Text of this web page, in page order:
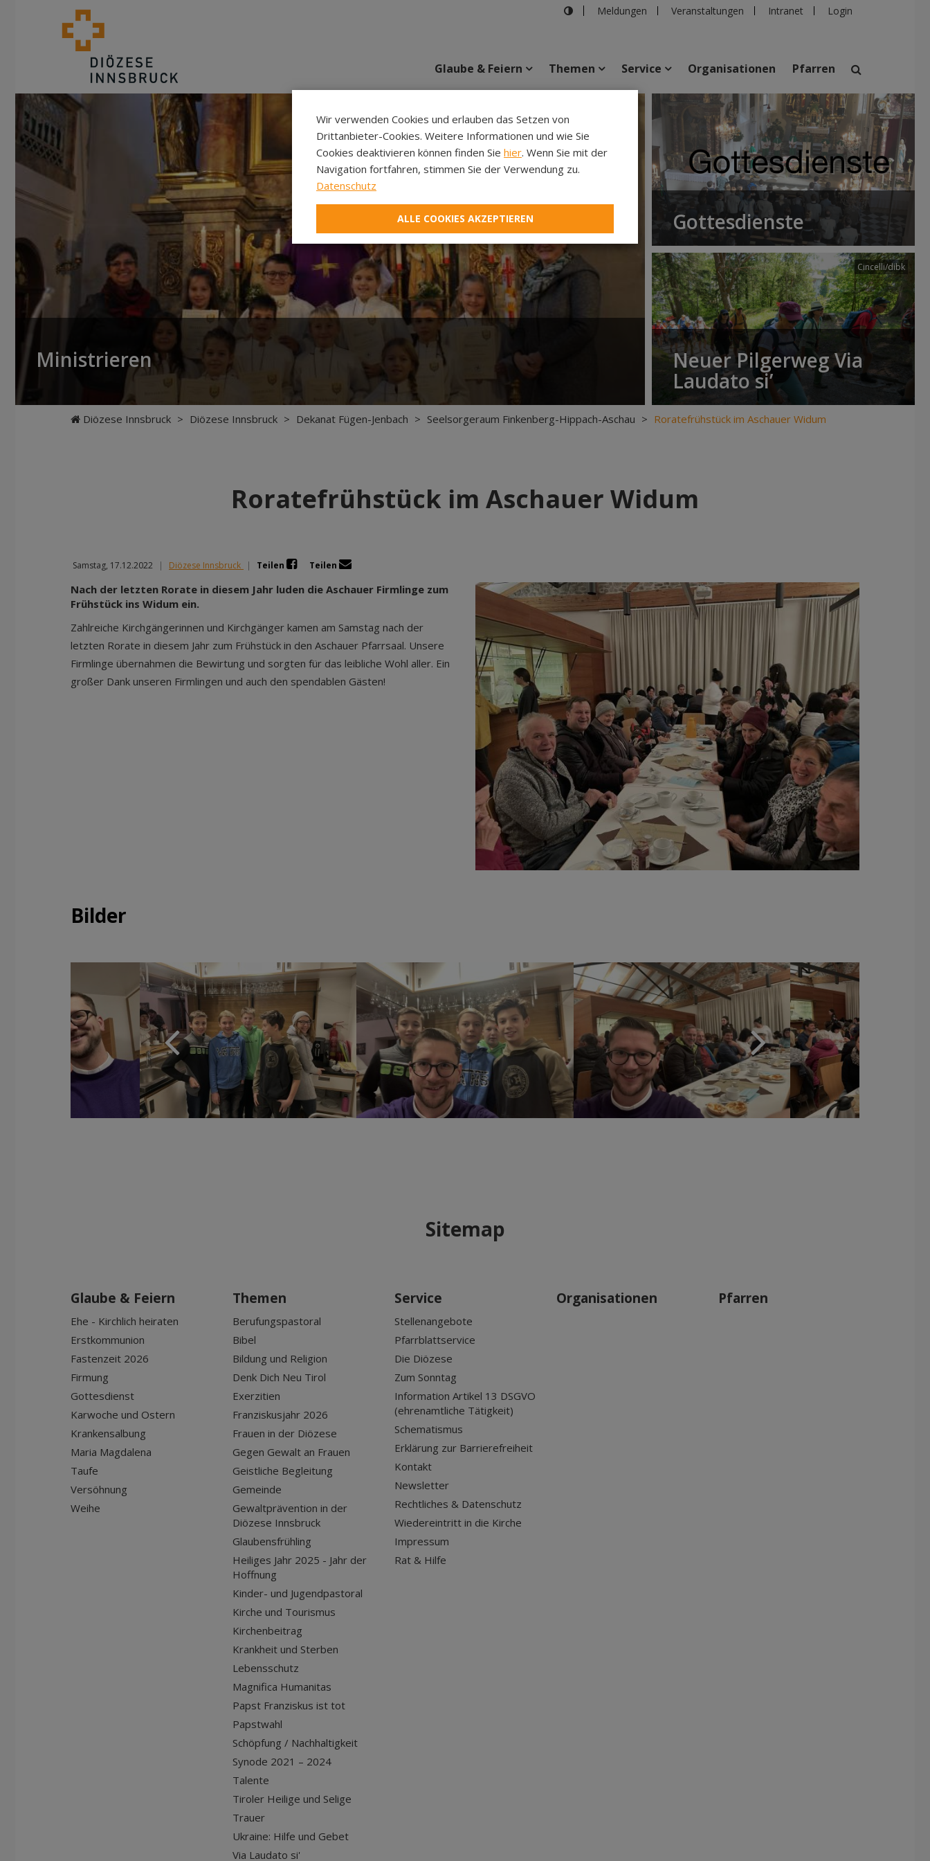
Meldungen Veranstaltungen Intranet Login
suchen
Veranstaltungen Personen Pfarren Einrichtungen
Glaube & Feiern Themen Service Organisationen Pfarren
Ministrieren
Gottesdienste
Cincelli/dibk
Neuer Pilgerweg Via
Laudato si’
Diözese Innsbruck > Diözese Innsbruck > Dekanat Fügen-Jenbach > Seelsorgeraum Finkenberg-Hippach-Aschau > Roratefrühstück im Aschauer Widum
Roratefrühstück im Aschauer Widum
Samstag, 17.12.2022 | Diözese Innsbruck | Teilen Teilen
Nach der letzten Rorate in diesem Jahr luden die Aschauer Firmlinge zum
Frühstück ins Widum ein.
Zahlreiche Kirchgängerinnen und Kirchgänger kamen am Samstag nach der
letzten Rorate in diesem Jahr zum Frühstück in den Aschauer Pfarrsaal. Unsere
Firmlinge übernahmen die Bewirtung und sorgten für das leibliche Wohl aller. Ein
großer Dank unseren Firmlingen und auch den spendablen Gästen!
Bilder
Sitemap
Glaube & Feiern
Ehe - Kirchlich heiraten
Erstkommunion
Fastenzeit 2026
Firmung
Gottesdienst
Karwoche und Ostern
Krankensalbung
Maria Magdalena
Taufe
Versöhnung
Weihe
Themen
Berufungspastoral
Bibel
Bildung und Religion
Denk Dich Neu Tirol
Exerzitien
Franziskusjahr 2026
Frauen in der Diözese
Gegen Gewalt an Frauen
Geistliche Begleitung
Gemeinde
Gewaltprävention in der
Diözese Innsbruck
Glaubensfrühling
Heiliges Jahr 2025 - Jahr der
Hoffnung
Kinder- und Jugendpastoral
Kirche und Tourismus
Kirchenbeitrag
Krankheit und Sterben
Lebensschutz
Magnifica Humanitas
Papst Franziskus ist tot
Papstwahl
Schöpfung / Nachhaltigkeit
Synode 2021 – 2024
Talente
Tiroler Heilige und Selige
Trauer
Ukraine: Hilfe und Gebet
Via Laudato si'
Service
Stellenangebote
Pfarrblattservice
Die Diözese
Zum Sonntag
Information Artikel 13 DSGVO
(ehrenamtliche Tätigkeit)
Schematismus
Erklärung zur Barrierefreiheit
Kontakt
Newsletter
Rechtliches & Datenschutz
Wiedereintritt in die Kirche
Impressum
Rat & Hilfe
Organisationen Pfarren
Wir verwenden Cookies und erlauben das Setzen von
Drittanbieter-Cookies. Weitere Informationen und wie Sie
Cookies deaktivieren können finden Sie hier. Wenn Sie mit der
Navigation fortfahren, stimmen Sie der Verwendung zu.
Datenschutz
ALLE COOKIES AKZEPTIEREN